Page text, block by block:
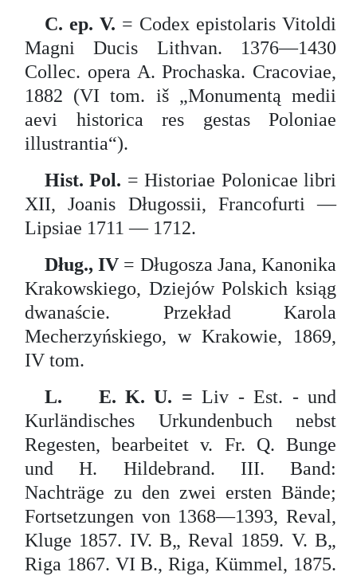
C. ep. V. = Codex epistolaris Vitoldi
Magni Ducis Lithvan. 1376—1430
Collec. opera A. Prochaska. Cracoviae,
1882 (VI tom. iš „Monumentą medii
aevi historica res gestas Poloniae
illustrantia“).
Hist. Pol. = Historiae Polonicae libri
XII, Joanis Długossii, Francofurti —
Lipsiae 1711 — 1712.
Dług., IV = Długosza Jana, Kanonika
Krakowskiego, Dziejów Polskich ksiąg
dwanaście. Przekład Karola
Mecherzyńskiego, w Krakowie, 1869,
IV tom.
L. E. K. U. =Liv - Est. - und
Kurländisches Urkundenbuch nebst
Regesten, bearbeitet v. Fr. Q. Bunge
und H. Hildebrand. III. Band:
Nachträge zu den zwei ersten Bände;
Fortsetzungen von 1368—1393, Reval,
Kluge 1857. IV. B„ Reval 1859. V. B„
Riga 1867. VI B., Riga, Kümmel, 1875.